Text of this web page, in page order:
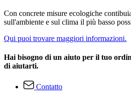
Con concrete misure ecologiche
sull'ambiente e sul clima il più basso
Qui puoi trovare maggiori informazioni.
Hai bisogno di un aiuto per il tuo
di aiutarti.
Contatto